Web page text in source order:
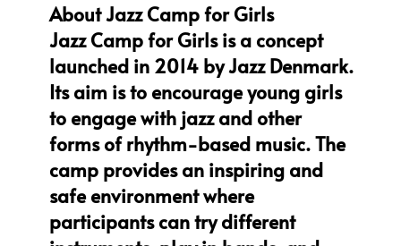
About Jazz Camp for Girls
Jazz Camp for Girls is a concept
launched in 2014 by Jazz Denmark.
Its aim is to encourage young girls
to engage with jazz and other
forms of rhythm-based music. The
camp provides an inspiring and
safe environment where
participants can try different